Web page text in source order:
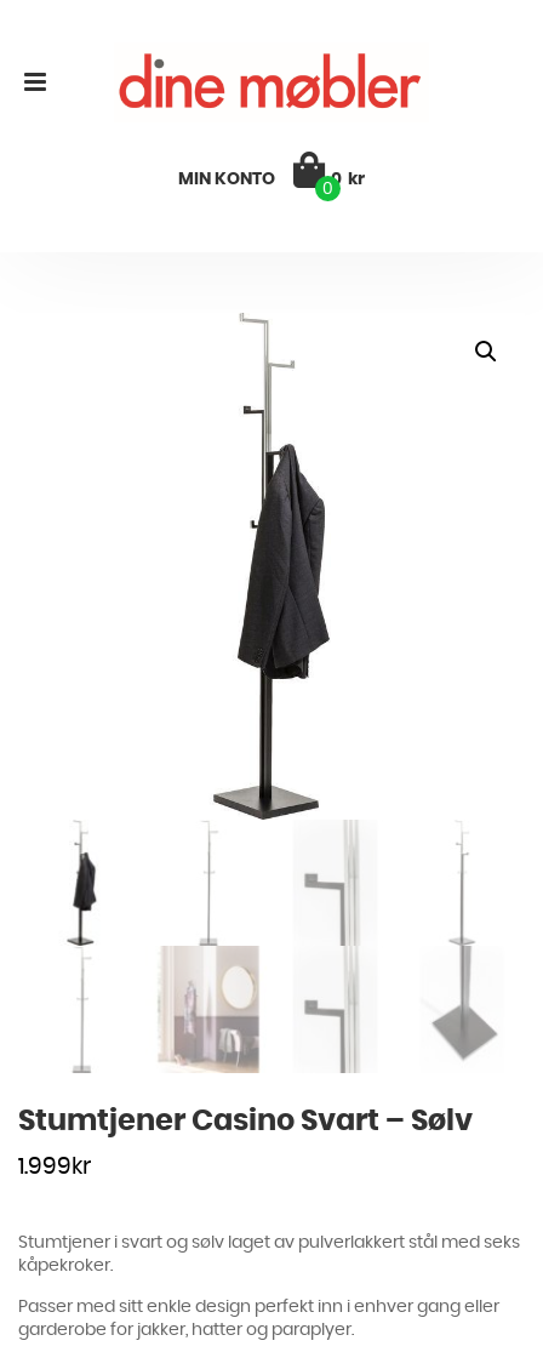
MIN KONTO
0
0 kr
Stumtjener Casino Svart – Sølv
1.999 kr
Stumtjener i svart og sølv laget av pulverlakkert stål med seks
kåpekroker.
Passer med sitt enkle design perfekt inn i enhver gang eller
garderobe for jakker, hatter og paraplyer.